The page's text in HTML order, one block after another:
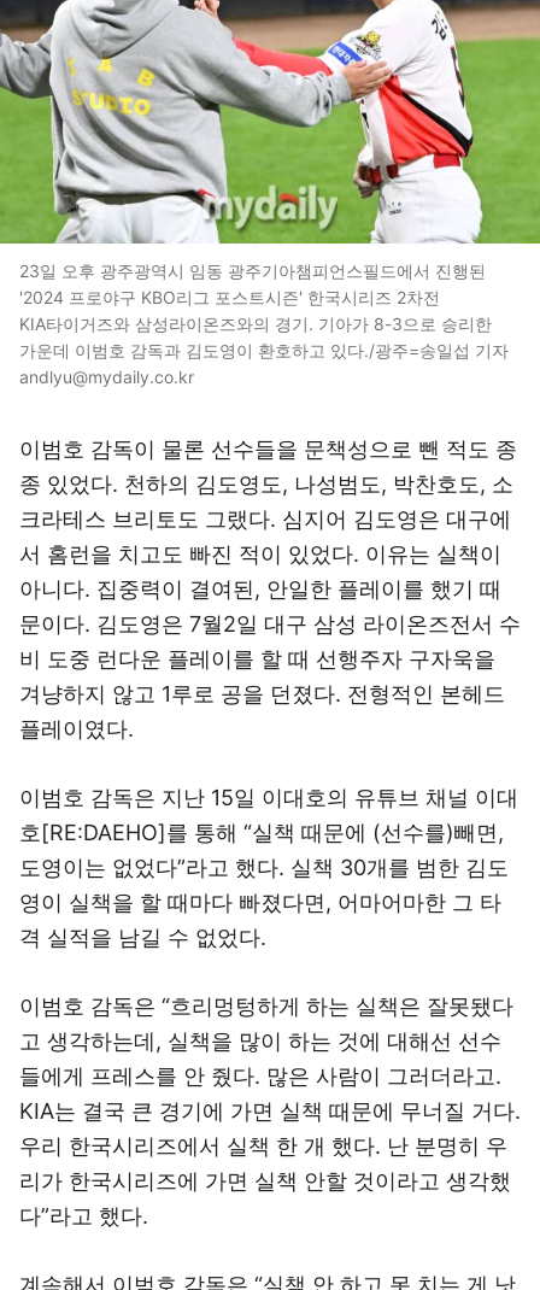
23일 오후 광주광역시 임동 광주기아챔피언스필드에서 진행된
'2024 프로야구 KBO리그 포스트시즌' 한국시리즈 2차전
KIA타이거즈와 삼성라이온즈와의 경기. 기아가 8-3으로 승리한
가운데 이범호 감독과 김도영이 환호하고 있다./광주=송일섭 기자
andlyu@mydaily.co.kr
이범호 감독이 물론 선수들을 문책성으로 뺀 적도 종
종 있었다. 천하의 김도영도, 나성범도, 박찬호도, 소
크라테스 브리토도 그랬다. 심지어 김도영은 대구에
서 홈런을 치고도 빠진 적이 있었다. 이유는 실책이
아니다. 집중력이 결여된, 안일한 플레이를 했기 때
문이다. 김도영은 7월2일 대구 삼성 라이온즈전서 수
비 도중 런다운 플레이를 할 때 선행주자 구자욱을
겨냥하지 않고 1루로 공을 던졌다. 전형적인 본헤드
플레이였다.
이범호 감독은 지난 15일 이대호의 유튜브 채널 이대
호[RE:DAEHO]를 통해 “실책 때문에 (선수를)빼면,
도영이는 없었다”라고 했다. 실책 30개를 범한 김도
영이 실책을 할 때마다 빠졌다면, 어마어마한 그 타
격 실적을 남길 수 없었다.
이범호 감독은 “흐리멍텅하게 하는 실책은 잘못됐다
고 생각하는데, 실책을 많이 하는 것에 대해선 선수
들에게 프레스를 안 줬다. 많은 사람이 그러더라고.
KIA는 결국 큰 경기에 가면 실책 때문에 무너질 거다.
우리 한국시리즈에서 실책 한 개 했다. 난 분명히 우
리가 한국시리즈에 가면 실책 안할 것이라고 생각했
다”라고 했다.
계속해서 이범호 감독은 “실책 안 하고 못 치는 게 낫